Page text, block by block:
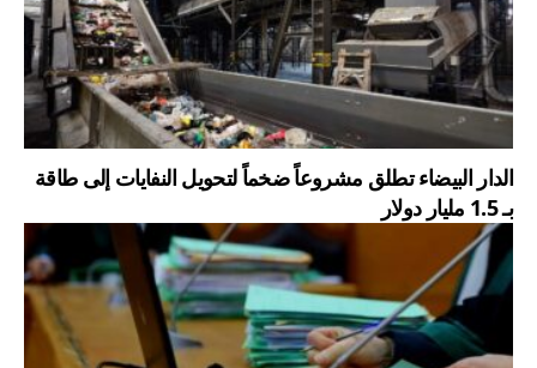
الدار البيضاء تطلق مشروعاً ضخماً لتحويل النفايات إلى طاقة
بـ 1.5 مليار دولار